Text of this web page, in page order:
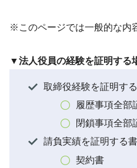
※このページでは一般的な内
▼法人役員の経験を証明する
取締役経験を証明す
履歴事項全部
閉鎖事項全部
請負実績を証明する
契約書